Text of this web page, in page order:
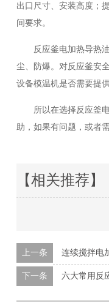
出口尺寸、安装高度；
间要求。
反应釜电加热导热
尘、防爆。对反应釜安
设备模温机是否需要提
所以在选择反应釜
助，如果有问题，或者
【相关推荐】
上一条 连续搅拌电
下一条 六大常用反